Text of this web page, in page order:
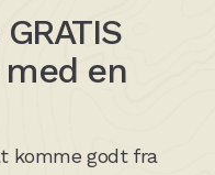
en
komme godt fra